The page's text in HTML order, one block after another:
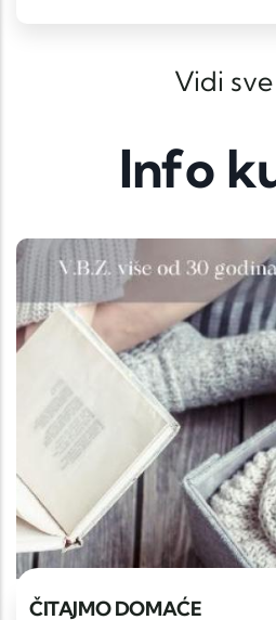
Vidi
Info
ČITAJMO DOMAĆE